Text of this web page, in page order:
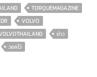
TORQUEMAGAZINE
VOLVO
ข่าว
วอลโว่